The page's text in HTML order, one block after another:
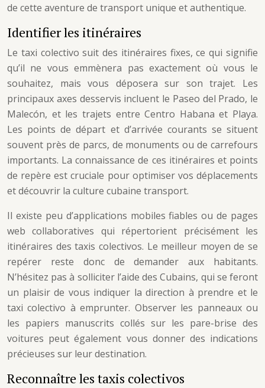
de cette aventure de transport unique et authentique.
Identifier les itinéraires
Le taxi colectivo suit des itinéraires fixes, ce qui signifie
qu’il ne vous emmènera pas exactement où vous le
souhaitez, mais vous déposera sur son trajet. Les
principaux axes desservis incluent le Paseo del Prado, le
Malecón, et les trajets entre Centro Habana et Playa.
Les points de départ et d’arrivée courants se situent
souvent près de parcs, de monuments ou de carrefours
importants. La connaissance de ces itinéraires et points
de repère est cruciale pour optimiser vos déplacements
et découvrir la culture cubaine transport.
Il existe peu d’applications mobiles fiables ou de pages
web collaboratives qui répertorient précisément les
itinéraires des taxis colectivos. Le meilleur moyen de se
repérer reste donc de demander aux habitants.
N’hésitez pas à solliciter l’aide des Cubains, qui se feront
un plaisir de vous indiquer la direction à prendre et le
taxi colectivo à emprunter. Observer les panneaux ou
les papiers manuscrits collés sur les pare-brise des
voitures peut également vous donner des indications
précieuses sur leur destination.
Reconnaître les taxis colectivos